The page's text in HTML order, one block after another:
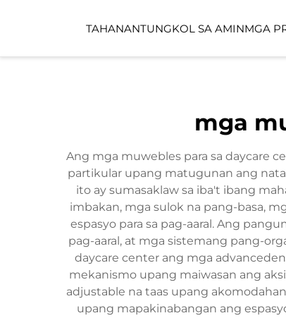
TAHANANTUNGKOL SA AMINMGA
mga
Ang mga muwebles para sa daycare
partikular upang matugunan ang
ito ay sumasaklaw sa iba't ibang
imbakan, mga sulok na pang-basa,
espasyo para sa pag-aaral. Ang
pag-aaral, at mga sistemang pang-
daycare center ang mga
mekanismo upang maiwasan ang
adjustable na taas upang
upang mapakinabangan ang